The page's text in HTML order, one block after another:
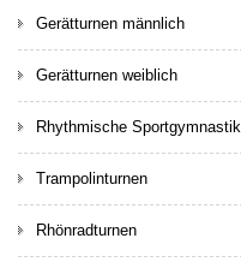
Gerätturnen männlich
Gerätturnen weiblich
Rhythmische Sportgymnastik
Trampolinturnen
Rhönradturnen